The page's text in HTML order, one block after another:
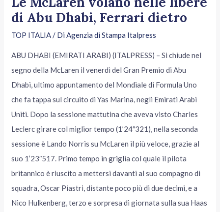
di Abu Dhabi, Ferrari dietro
TOP ITALIA/ DiAgenzia di Stampa Italpress
ABU DHABI (EMIRATI ARABI) (ITALPRESS) – Si chiude nel
segno della McLaren il venerdì del Gran Premio di Abu
Dhabi, ultimo appuntamento del Mondiale di Formula Uno
che fa tappa sul circuito di Yas Marina, negli Emirati Arabi
Uniti. Dopo la sessione mattutina che aveva visto Charles
Leclerc girare col miglior tempo (1’24″321), nella seconda
sessione è Lando Norris su McLaren il più veloce, grazie al
suo 1’23″517. Primo tempo in griglia col quale il pilota
britannico è riuscito a mettersi davanti al suo compagno di
squadra, Oscar Piastri, distante poco più di due decimi, e a
Nico Hulkenberg, terzo e sorpresa di giornata sulla sua Haas